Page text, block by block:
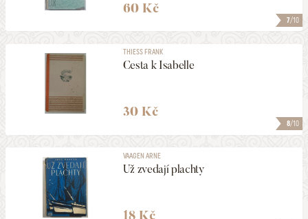
7/10
60 Kč
8/10
THIESS FRANK
Cesta k Isabelle
30 Kč
VAAGEN ARNE
Už zvedají plachty
18 Kč